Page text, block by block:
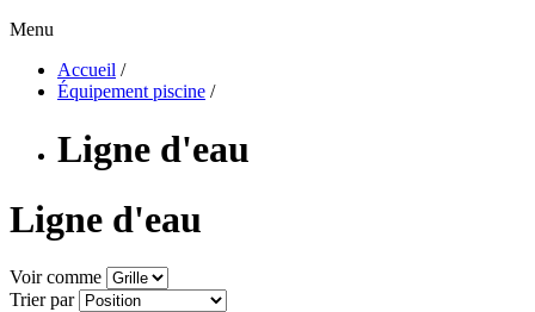
Menu
Accueil /
Équipement piscine /
Ligne d'eau
Ligne d'eau
Voir comme
Trier par